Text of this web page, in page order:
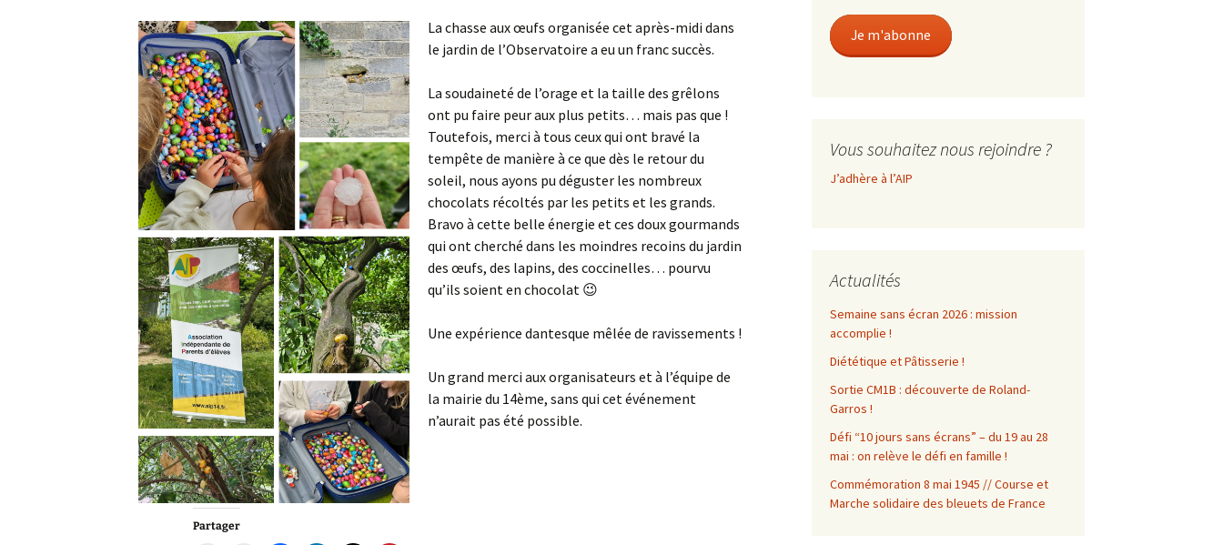
L’équipe AIP Collège
Classe bi-langues au
Ouverture du Jardin de
l’Observatoire
Compost de quartier de
la place de l’Ile-de-Sein
Nous rejoindre
Contact
Ligne éditoriale
Mentions légales
La chasse aux œufs organisée cet après-midi dans
le jardin de l’Observatoire a eu un franc succès.
La soudaineté de l’orage et la taille des grêlons
ont pu faire peur aux plus petits… mais pas que !
Toutefois, merci à tous ceux qui ont bravé la
tempête de manière à ce que dès le retour du
soleil, nous ayons pu déguster les nombreux
chocolats récoltés par les petits et les grands.
Bravo à cette belle énergie et ces doux gourmands
qui ont cherché dans les moindres recoins du jardin
des œufs, des lapins, des coccinelles… pourvu
qu’ils soient en chocolat 😉
Une expérience dantesque mêlée de ravissements !
Un grand merci aux organisateurs et à l’équipe de
la mairie du 14ème, sans qui cet événement
n’aurait pas été possible.
Partager
Je m'abonne
Vous souhaitez nous rejoindre ?
J’adhère à l’AIP
Actualités
Semaine sans écran 2026 : mission
accomplie !
Diététique et Pâtisserie !
Sortie CM1B : découverte de Roland-
Garros !
Défi “10 jours sans écrans” – du 19 au 28
mai : on relève le défi en famille !
Commémoration 8 mai 1945 // Course et
Marche solidaire des bleuets de France